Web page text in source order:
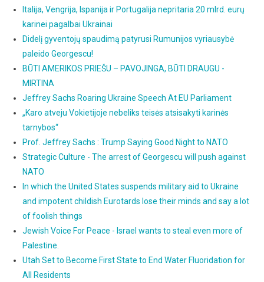
Italija, Vengrija, Ispanija ir Portugalija nepritaria 20 mlrd. eurų
karinei pagalbai Ukrainai
Didelį gyventojų spaudimą patyrusi Rumunijos vyriausybė
paleido Georgescu!
BŪTI AMERIKOS PRIEŠU – PAVOJINGA, BŪTI DRAUGU -
MIRTINA
Jeffrey Sachs Roaring Ukraine Speech At EU Parliament
„Karo atveju Vokietijoje nebeliks teisės atsisakyti karinės
tarnybos“
Prof. Jeffrey Sachs : Trump Saying Good Night to NATO
Strategic Culture - The arrest of Georgescu will push against
NATO
In which the United States suspends military aid to Ukraine
and impotent childish Eurotards lose their minds and say a lot
of foolish things
Jewish Voice For Peace - Israel wants to steal even more of
Palestine.
Utah Set to Become First State to End Water Fluoridation for
All Residents